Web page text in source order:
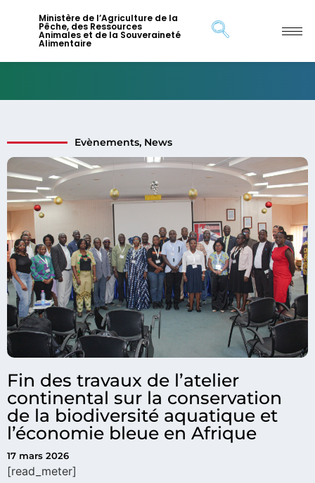
Ministère de l’Agriculture de la
Pêche, des Ressources
Animales et de la Souveraineté
Alimentaire
Fin des travaux de l’atelier
continental sur la conservation
de la biodiversité aquatique et
l’économie bleue en Afrique
17 mars 2026
[read_meter]
Evènements, News